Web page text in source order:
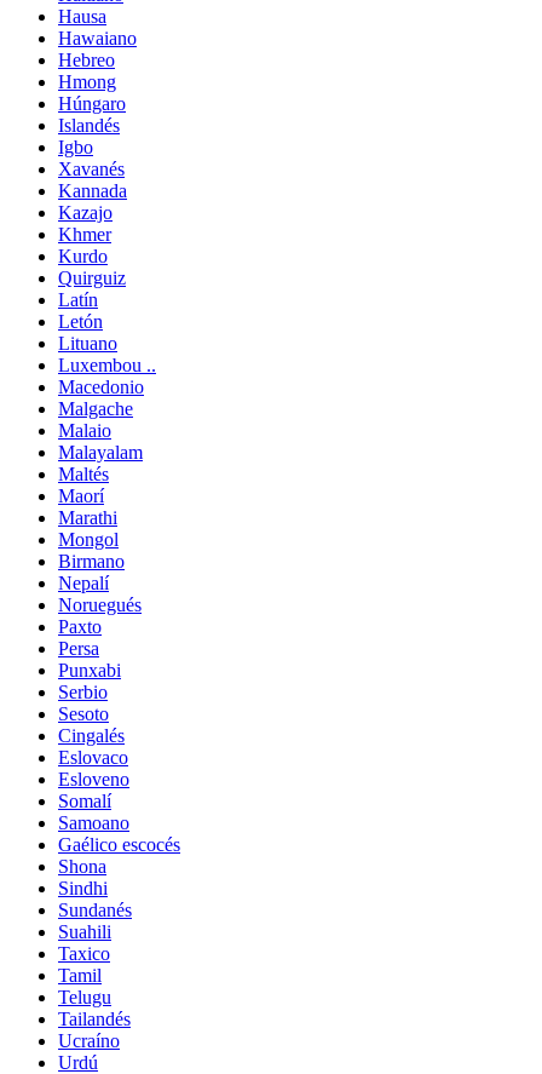
Hausa
Hawaiano
Hebreo
Hmong
Húngaro
Islandés
Igbo
Xavanés
Kannada
Kazajo
Khmer
Kurdo
Quirguiz
Latín
Letón
Lituano
Luxembou ..
Macedonio
Malgache
Malaio
Malayalam
Maltés
Maorí
Marathi
Mongol
Birmano
Nepalí
Noruegués
Paxto
Persa
Punxabi
Serbio
Sesoto
Cingalés
Eslovaco
Esloveno
Somalí
Samoano
Gaélico escocés
Shona
Sindhi
Sundanés
Suahili
Taxico
Tamil
Telugu
Tailandés
Ucraíno
Urdú